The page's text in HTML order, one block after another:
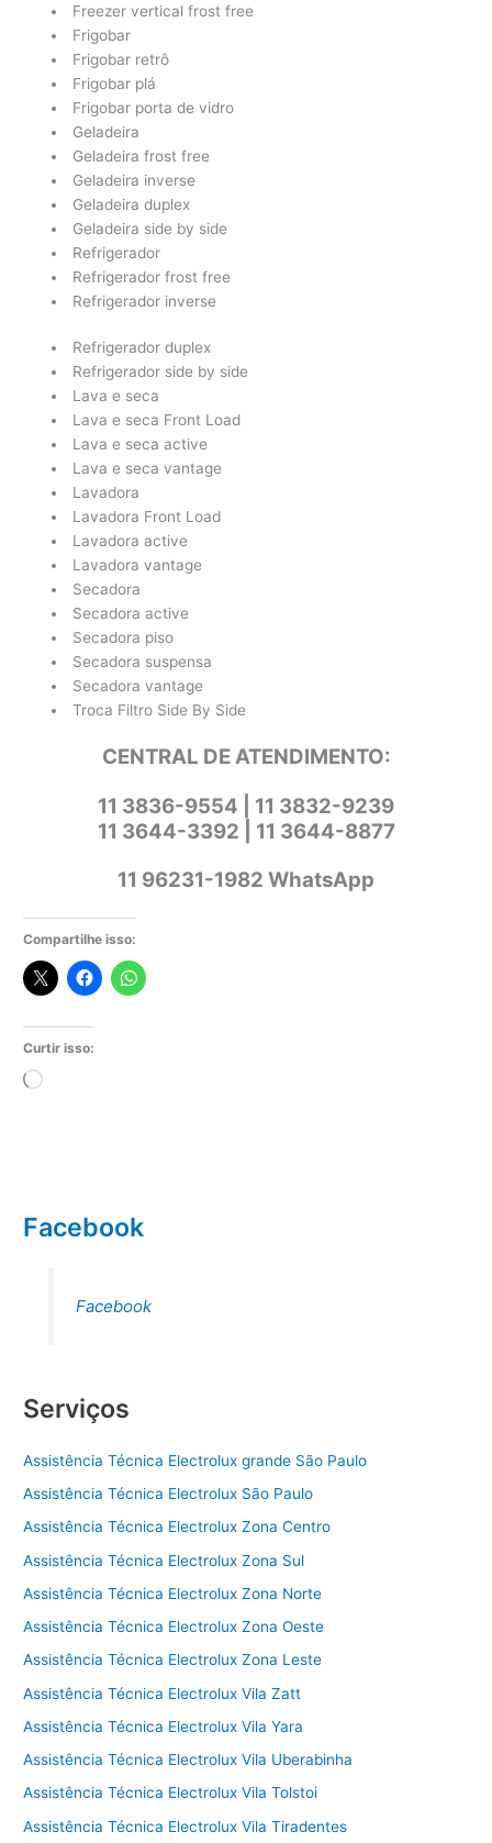
Freezer vertical frost free
Frigobar
Frigobar retrô
Frigobar plá
Frigobar porta de vidro
Geladeira
Geladeira frost free
Geladeira inverse
Geladeira duplex
Geladeira side by side
Refrigerador
Refrigerador frost free
Refrigerador inverse
Refrigerador duplex
Refrigerador side by side
Lava e seca
Lava e seca Front Load
Lava e seca active
Lava e seca vantage
Lavadora
Lavadora Front Load
Lavadora active
Lavadora vantage
Secadora
Secadora active
Secadora piso
Secadora suspensa
Secadora vantage
Troca Filtro Side By Side
CENTRAL DE ATENDIMENTO:
11 3836-9554 | 11 3832-9239
11 3644-3392 | 11 3644-8877
11 96231-1982 WhatsApp
Compartilhe isso:
Curtir isso:
Carregando...
Facebook
Facebook
Serviços
Assistência Técnica Electrolux grande São Paulo
Assistência Técnica Electrolux São Paulo
Assistência Técnica Electrolux Zona Centro
Assistência Técnica Electrolux Zona Sul
Assistência Técnica Electrolux Zona Norte
Assistência Técnica Electrolux Zona Oeste
Assistência Técnica Electrolux Zona Leste
Assistência Técnica Electrolux Vila Zatt
Assistência Técnica Electrolux Vila Yara
Assistência Técnica Electrolux Vila Uberabinha
Assistência Técnica Electrolux Vila Tolstoi
Assistência Técnica Electrolux Vila Tiradentes